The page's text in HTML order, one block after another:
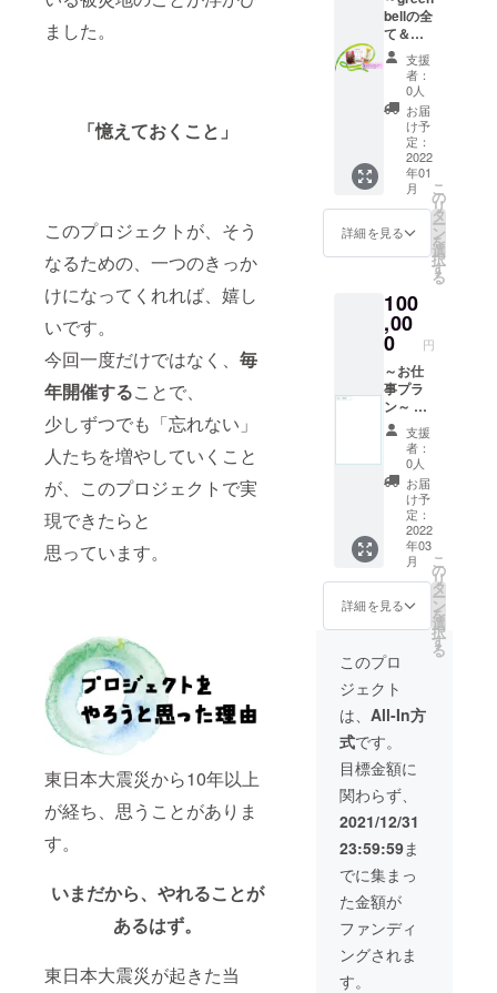
ました。
「憶えておくこと」
このプロジェクトが、そう
なるための、一つのきっか
けになってくれれば、嬉し
いです。
今回一度だけではなく、 毎
年開催することで、
少しずつでも「忘れない」
人たちを増やしていくこと
が、このプロジェクトで実
現できたらと
思っています。
東日本大震災から10年以上
が経ち、思うことがありま
す。
いまだから、やれることが
あるはず。
東日本大震災が起きた当
浦、内
容量／
200g、
賞味期
限／製
造より
12か
月、保
存方法
／常温
・おつ
まみス
たら
こ：製
産、内
容量／
20g、賞
／製造
より120
日、保
存方法
／常温
・手打
風うど
ん い
しのま
き：製
造元／
遠山製
内容量
／
賞味期
限／製
造より2
年、保
／常温
は別途
必要で
す。 ※
令和4年
3月1日
～令和4
年12月
31日ま
での期
間にコ
ンサー
トを行
いま
付ファ
イルに
てメー
ルして
いただ
けるこ
とが条
件で
す。 ※
デザイ
ン等の
ご相談
で、
取りを
する必
要があ
りま
す。 ※
広告掲
載の
ページ
の指定
は出来
ません
ので、
ご了承
くださ
い。閉
じる
オリジ
ナル
フォト
ブック1
冊 ※コ
ンサー
ト当日
の写真
や石巻
市復興
の様子
の写真
など コ
ンサー
トに足
びいた
だけな
くて
も、楽
しんで
いただ
ける
フォト
ブック
です。
※サイズ
は、文
庫サイ
（105m
m×148
mm）
で、24
ページ
を予定
してい
ます ④
石巻市
名産3点
セット
・幻の
ポーク
カ
レー：
製造元
／リヤ
ンド松
浦、内
容量／
200g、
賞味期
限／製
造より
bellの全
て＆石
巻市応
援プラ
ン～ ①
お礼
メール
（手書
メッ
セージ
を添付
ファイ
ルでお
送りし
ます）
日本大
震災の
被災地
と福岡
とをつ
なぐ復
興支援
コン
サー
ト』チ
ケット
二枚 ※
令和4年
2月27日
（日）
開催予
定 ③オ
リジナ
ルフォ
トブッ
ク1冊 ※
コン
サート
当日の
写真や
石巻市
復興の
様子の
写真な
ど、コ
ンサー
トに足
をお運
びいた
だけな
くて
も、楽
しんで
支援
者：
0人
お届
け予
定：
2022
年01
月
詳細を見る
こ
の
リ
タ
ー
ン
を
選
択
す
る
100
,00
0 円
～お仕
事プラ
ン～ ①
お礼
メール
（手書
きのお
手紙
を、添
付ファ
イルで
お送り
致しま
す） ②
コン
サート
当日、
お客様
に配布
するパ
ンフ
レット
に広告
を掲載
しま
す。 ま
た、掲
載した
パンフ
レット
をお送
りしま
す。 ※
広告掲
支援
者：
0人
お届
け予
定：
2022
年03
月
詳細を見る
こ
の
リ
タ
ー
ン
を
選
択
す
る
このプロ
ジェクト
は、 All-In方
式です。
目標金額に
関わらず、
2021/12/31
23:59:59ま
でに集まっ
た金額が
ファンディ
ングされま
す。